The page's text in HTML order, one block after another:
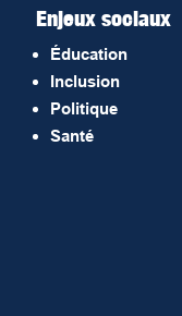
Enjeux sociaux
Éducation
Inclusion
Politique
Santé